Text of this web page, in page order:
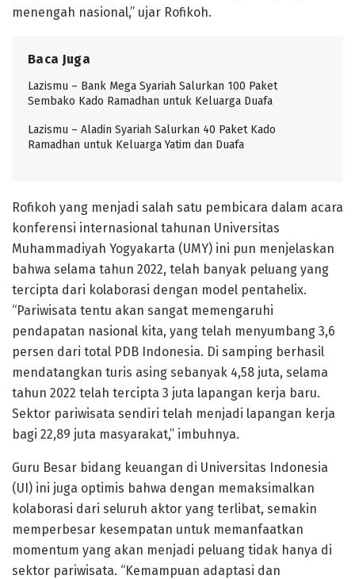
menengah nasional,” ujar Rofikoh.
Baca Juga
Lazismu – Bank Mega Syariah Salurkan 100 Paket
Sembako Kado Ramadhan untuk Keluarga Duafa
Lazismu – Aladin Syariah Salurkan 40 Paket Kado
Ramadhan untuk Keluarga Yatim dan Duafa
Rofikoh yang menjadi salah satu pembicara dalam acara
konferensi internasional tahunan Universitas
Muhammadiyah Yogyakarta (UMY) ini pun menjelaskan
bahwa selama tahun 2022, telah banyak peluang yang
tercipta dari kolaborasi dengan model pentahelix.
“Pariwisata tentu akan sangat memengaruhi
pendapatan nasional kita, yang telah menyumbang 3,6
persen dari total PDB Indonesia. Di samping berhasil
mendatangkan turis asing sebanyak 4,58 juta, selama
tahun 2022 telah tercipta 3 juta lapangan kerja baru.
Sektor pariwisata sendiri telah menjadi lapangan kerja
bagi 22,89 juta masyarakat,” imbuhnya.
Guru Besar bidang keuangan di Universitas Indonesia
(UI) ini juga optimis bahwa dengan memaksimalkan
kolaborasi dari seluruh aktor yang terlibat, semakin
memperbesar kesempatan untuk memanfaatkan
momentum yang akan menjadi peluang tidak hanya di
sektor pariwisata. “Kemampuan adaptasi dan